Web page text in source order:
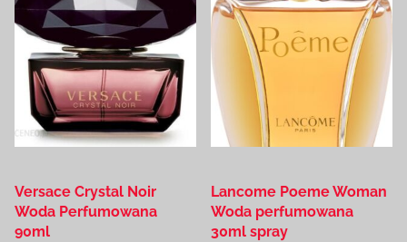
Versace Crystal Noir
Woda Perfumowana
90ml
Lancome Poeme Woman
Woda perfumowana
30ml spray